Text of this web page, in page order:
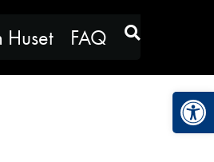
Huset FAQ